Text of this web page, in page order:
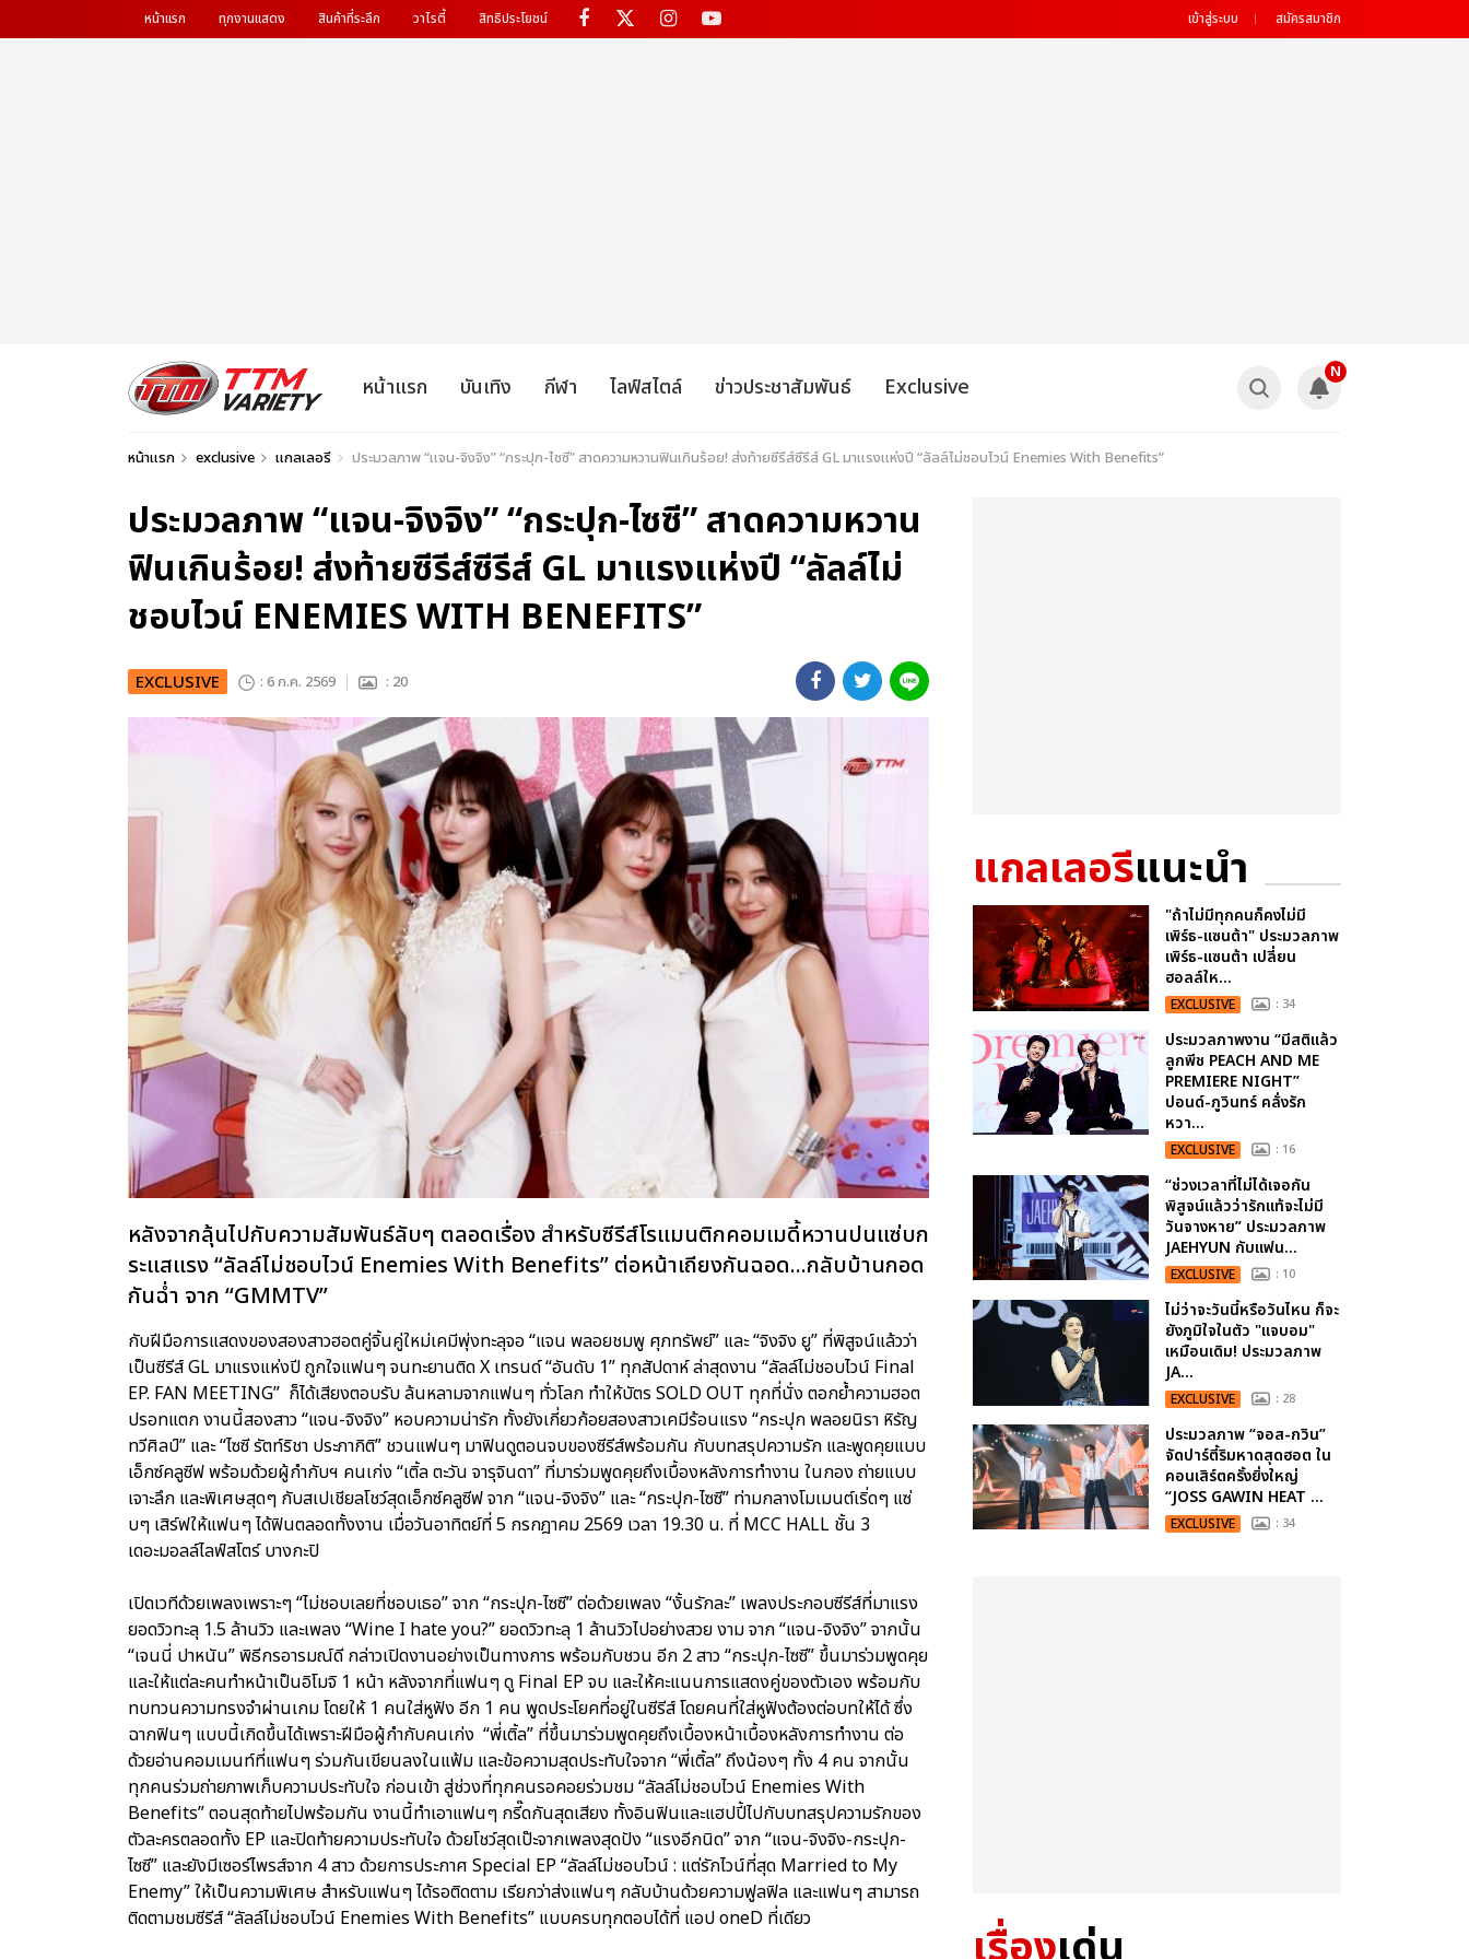
หน้าแรก ทุกงานแสดง สินค้าที่ระลึก วาไรตี้ สิทธิประโยชน์ เข้าสู่ระบบ สมัครสมาชิก
หน้าแรก บันเทิง กีฬา ไลฟ์สไตล์ ข่าวประชาสัมพันธ์ Exclusive
N
หน้าแรก exclusive แกลเลอรี ประมวลภาพ “แจน-จิงจิง” “กระปุก-ไซซี” สาดความหวานฟินเกินร้อย! ส่งท้ายซีรีส์ซีรีส์ GL มาแรงแห่งปี “ลัลล์ไม่ชอบไวน์ Enemies With Benefits”
ประมวลภาพ “แจน-จิงจิง” “กระปุก-ไซซี” สาดความหวาน
ฟินเกินร้อย! ส่งท้ายซีรีส์ซีรีส์ GL มาแรงแห่งปี “ลัลล์ไม่
ชอบไวน์ ENEMIES WITH BENEFITS”
EXCLUSIVE : 6 ก.ค. 2569 : 20
หลังจากลุ้นไปกับความสัมพันธ์ลับๆ ตลอดเรื่อง สำหรับซีรีส์โรแมนติกคอมเมดี้หวานปนแซ่บก
ระแสแรง “ลัลล์ไม่ชอบไวน์ Enemies With Benefits” ต่อหน้าเถียงกันฉอด...กลับบ้านกอด
กันฉ่ำ จาก “GMMTV”
กับฝีมือการแสดงของสองสาวฮอตคู่จิ้นคู่ใหม่เคมีพุ่งทะลุจอ “แจน พลอยชมพู ศุภทรัพย์” และ “จิงจิง ยู” ที่พิสูจน์แล้วว่า
เป็นซีรีส์ GL มาแรงแห่งปี ถูกใจแฟนๆ จนทะยานติด X เทรนด์ “อันดับ 1” ทุกสัปดาห์ ล่าสุดงาน “ลัลล์ไม่ชอบไวน์ Final
EP. FAN MEETING” ก็ได้เสียงตอบรับ ล้นหลามจากแฟนๆ ทั่วโลก ทำให้บัตร SOLD OUT ทุกที่นั่ง ตอกย้ำความฮอต
ปรอทแตก งานนี้สองสาว “แจน-จิงจิง” หอบความน่ารัก ทั้งยังเกี่ยวก้อยสองสาวเคมีร้อนแรง “กระปุก พลอยนิรา หิรัญ
ทวีศิลป์” และ “ไซซี รัตท์ริชา ประภากิติ” ชวนแฟนๆ มาฟินดูตอนจบของซีรีส์พร้อมกัน กับบทสรุปความรัก และพูดคุยแบบ
เอ็กซ์คลูซีฟ พร้อมด้วยผู้กำกับฯ คนเก่ง “เติ้ล ตะวัน จารุจินดา” ที่มาร่วมพูดคุยถึงเบื้องหลังการทำงาน ในกอง ถ่ายแบบ
เจาะลึก และพิเศษสุดๆ กับสเปเชียลโชว์สุดเอ็กซ์คลูซีฟ จาก “แจน-จิงจิง” และ “กระปุก-ไซซี” ท่ามกลางโมเมนต์เริ่ดๆ แซ่
บๆ เสิร์ฟให้แฟนๆ ได้ฟินตลอดทั้งงาน เมื่อวันอาทิตย์ที่ 5 กรกฎาคม 2569 เวลา 19.30 น. ที่ MCC HALL ชั้น 3
เดอะมอลล์ไลฟ์สโตร์ บางกะปิ
เปิดเวทีด้วยเพลงเพราะๆ “ไม่ชอบเลยที่ชอบเธอ” จาก “กระปุก-ไซซี” ต่อด้วยเพลง “งั้นรักละ” เพลงประกอบซีรีส์ที่มาแรง
ยอดวิวทะลุ 1.5 ล้านวิว และเพลง “Wine I hate you?” ยอดวิวทะลุ 1 ล้านวิวไปอย่างสวย งาม จาก “แจน-จิงจิง” จากนั้น
“เจนนี่ ปาหนัน” พิธีกรอารมณ์ดี กล่าวเปิดงานอย่างเป็นทางการ พร้อมกับชวน อีก 2 สาว “กระปุก-ไซซี” ขึ้นมาร่วมพูดคุย
และให้แต่ละคนทำหน้าเป็นอิโมจิ 1 หน้า หลังจากที่แฟนๆ ดู Final EP จบ และให้คะแนนการแสดงคู่ของตัวเอง พร้อมกับ
ทบทวนความทรงจำผ่านเกม โดยให้ 1 คนใส่หูฟัง อีก 1 คน พูดประโยคที่อยู่ในซีรีส์ โดยคนที่ใส่หูฟังต้องต่อบทให้ได้ ซึ่ง
ฉากฟินๆ แบบนี้เกิดขึ้นได้เพราะฝีมือผู้กำกับคนเก่ง “พี่เติ้ล” ที่ขึ้นมาร่วมพูดคุยถึงเบื้องหน้าเบื้องหลังการทำงาน ต่อ
ด้วยอ่านคอมเมนท์ที่แฟนๆ ร่วมกันเขียนลงในแฟ้ม และข้อความสุดประทับใจจาก “พี่เติ้ล” ถึงน้องๆ ทั้ง 4 คน จากนั้น
ทุกคนร่วมถ่ายภาพเก็บความประทับใจ ก่อนเข้า สู่ช่วงที่ทุกคนรอคอยร่วมชม “ลัลล์ไม่ชอบไวน์ Enemies With
Benefits” ตอนสุดท้ายไปพร้อมกัน งานนี้ทำเอาแฟนๆ กรี๊ดกันสุดเสียง ทั้งอินฟินและแฮปปี้ไปกับบทสรุปความรักของ
ตัวละครตลอดทั้ง EP และปิดท้ายความประทับใจ ด้วยโชว์สุดเป๊ะจากเพลงสุดปัง “แรงอีกนิด” จาก “แจน-จิงจิง-กระปุก-
ไซซี” และยังมีเซอร์ไพรส์จาก 4 สาว ด้วยการประกาศ Special EP “ลัลล์ไม่ชอบไวน์ : แต่รักไวน์ที่สุด Married to My
Enemy” ให้เป็นความพิเศษ สำหรับแฟนๆ ได้รอติดตาม เรียกว่าส่งแฟนๆ กลับบ้านด้วยความฟูลฟิล และแฟนๆ สามารถ
ติดตามชมซีรีส์ “ลัลล์ไม่ชอบไวน์ Enemies With Benefits” แบบครบทุกตอบได้ที่ แอป oneD ที่เดียว
แกลเลอรีแนะนำ
"ถ้าไม่มีทุกคนก็คงไม่มี
เพิร์ธ-แซนต้า" ประมวลภาพ
เพิร์ธ-แซนต้า เปลี่ยน
ฮอลล์ให...
EXCLUSIVE : 34
ประมวลภาพงาน “มีสติแล้ว
ลูกพีช PEACH AND ME
PREMIERE NIGHT”
ปอนด์-ภูวินทร์ คลั่งรัก
หวา...
EXCLUSIVE : 16
“ช่วงเวลาที่ไม่ได้เจอกัน
พิสูจน์แล้วว่ารักแท้จะไม่มี
วันจางหาย” ประมวลภาพ
JAEHYUN กับแฟน...
EXCLUSIVE : 10
ไม่ว่าจะวันนี้หรือวันไหน ก็จะ
ยังภูมิใจในตัว "แจบอม"
เหมือนเดิม! ประมวลภาพ
JA...
EXCLUSIVE : 28
ประมวลภาพ “จอส-กวิน”
จัดปาร์ตี้ริมหาดสุดฮอต ใน
คอนเสิร์ตครั้งยิ่งใหญ่
“JOSS GAWIN HEAT ...
EXCLUSIVE : 34